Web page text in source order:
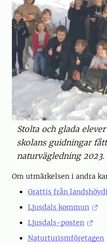
Stolta och glada
skolans guidningar
naturvägledning
Om utmärkelsen i andra
Grattis från
Ljusdals kommun
Ljusdals-posten
Naturturismföretagen